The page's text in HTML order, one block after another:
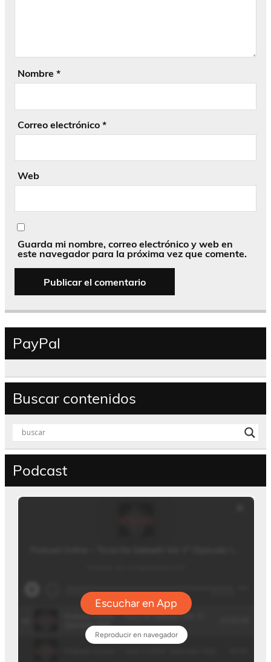
Nombre *
Correo electrónico *
Web
Guarda mi nombre, correo electrónico y web en
este navegador para la próxima vez que comente.
PayPal
Buscar contenidos
Podcast